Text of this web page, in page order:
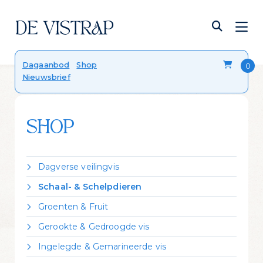
Verser dan vers
Onze viskalender
Blog
Contact
Dagaanbod
Shop
Nieuwsbrief
SHOP
Dagverse veilingvis
Dorade Royal
Forel
Hondshaai
Kabeljauw
Koolvis
Leng
Schaal- & Schelpdieren
Crevettes vannamei gekookt
Garnalen gepeld
Kreeft Canadees levend
Mosselen Zeeuws bodemcultuur
Oester 'Fine de Claire'
Groenten & Fruit
Citroen
Zeekraal
Gerookte & Gedroogde vis
Gerookte forel
Gerookte heilbot
Ingelegde & Gemarineerde vis